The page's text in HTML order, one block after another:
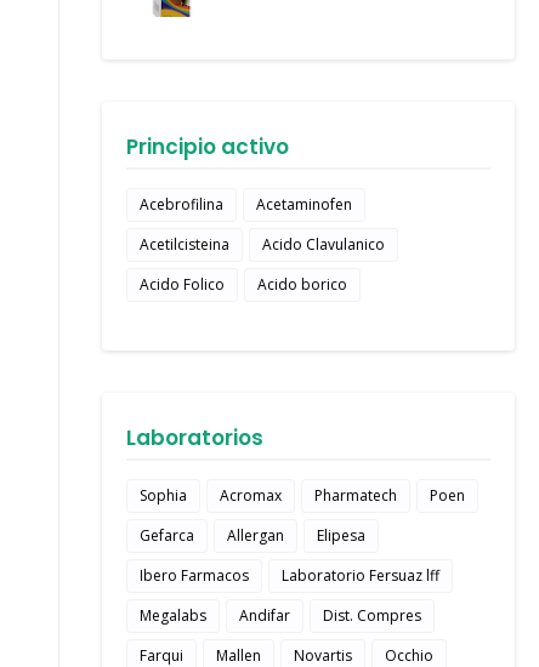
Principio activo
Acebrofilina
Acetaminofen
Acetilcisteina
Acido Clavulanico
Acido Folico
Acido borico
Laboratorios
Sophia Acromax Pharmatech
Poen
Gefarca
Allergan
Elipesa
Ibero Farmacos
Laboratorio Fersuaz lff
Megalabs
Andifar
Dist. Compres
Farqui
Mallen Novartis
Occhio